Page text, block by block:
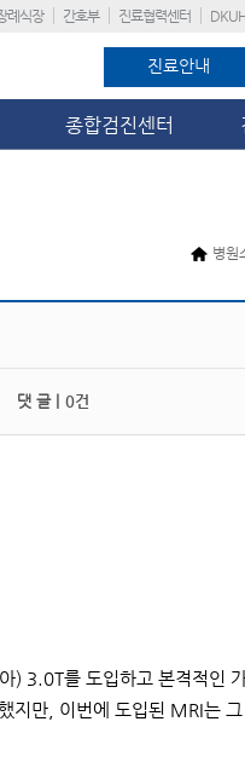
례식장 간호부 진료협력센터
진료안내
종합검진센터
병원
댓 글 | 0건
3.0T를 도입하고 본격적인
지만, 이번에 도입된 MRI는